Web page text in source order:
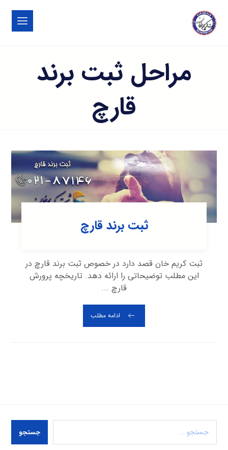
مراحل ثبت برند
قارچ
ثبت برند قارچ
ثبت کریم خان قصد دارد در خصوص ثبت برند قارچ در
این مطلب توضیحاتی را ارائه دهد. تاریخچه پرورش
قارچ ...
ادامه مطلب
جستجو